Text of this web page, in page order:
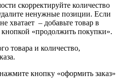
скорректируйте количество
ненужные позиции. Если
хватает – добавьте товар в
кнопкой «продолжить покупки».
товара и количество,
кнопку «оформить заказ»